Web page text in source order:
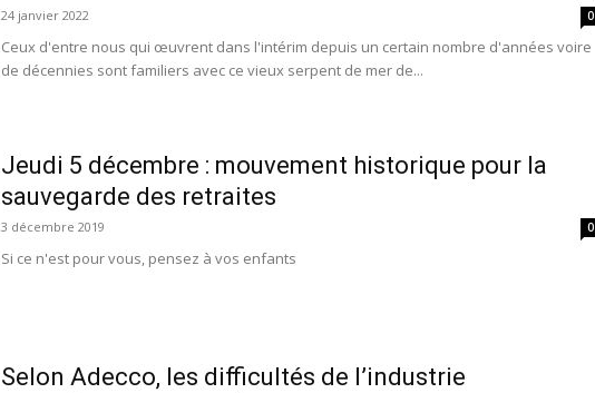
24 janvier 2022 0
Ceux d'entre nous qui œuvrent dans l'intérim depuis un certain nombre d'années voire
de décennies sont familiers avec ce vieux serpent de mer de...
Jeudi 5 décembre : mouvement historique pour la
sauvegarde des retraites
3 décembre 2019 0
Si ce n'est pour vous, pensez à vos enfants
Selon Adecco, les difficultés de l’industrie